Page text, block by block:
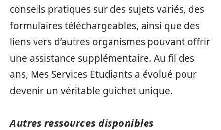
conseils pratiques sur des sujets variés, des
formulaires téléchargeables, ainsi que des
liens vers d’autres organismes pouvant offrir
une assistance supplémentaire. Au fil des
ans, Mes Services Etudiants a évolué pour
devenir un véritable guichet unique.
Autres ressources disponibles